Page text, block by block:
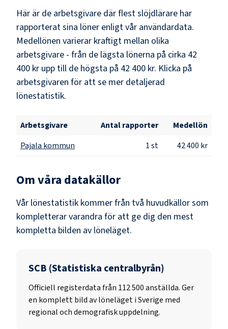
Här är de arbetsgivare där flestslöjdlärare har
rapporterat sina löner enligt vår användardata.
Medellönen varierar kraftigt mellan olika
arbetsgivare - från de lägsta lönerna på cirka 42
400 kr upp till de högsta på 42 400 kr. Klicka på
arbetsgivaren för att se mer detaljerad
lönestatistik.
Arbetsgivare Antal rapporter
Medellön
Pajala kommun
1st 42 400 kr
Om våra datakällor
Vår lönestatistik kommer från två huvudkällor som
kompletterar varandra för att ge dig den mest
kompletta bilden av löneläget.
SCB (Statistiska centralbyrån)
Officiell registerdata från 112 500anställda. Ger
en komplett bild av löneläget i Sverige med
regional och demografisk uppdelning.